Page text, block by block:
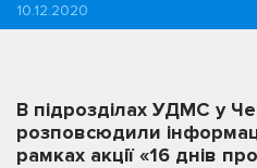
10.12.2020
В підрозділах УДМС у
розповсюдили
рамках акції «16 днів